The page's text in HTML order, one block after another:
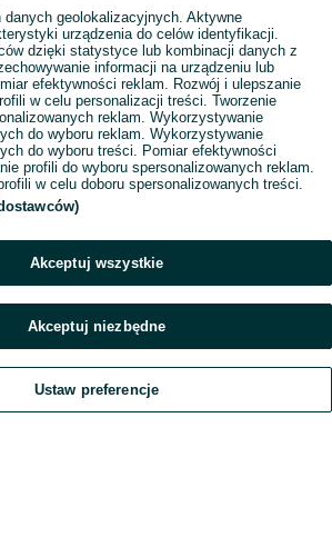
Dodaj Czat Konto
danych geolokalizacyjnych. Aktywne
urządzenia do celów identyfikacji.
dzięki statystyce lub kombinacji danych z
informacji na urządzeniu lub
efektywności reklam. Rozwój i ulepszanie
w celu personalizacji treści. Tworzenie
reklam. Wykorzystywanie
do wyboru reklam. Wykorzystywanie
do wyboru treści. Pomiar efektywności
profili do wyboru spersonalizowanych reklam.
w celu doboru spersonalizowanych treści.
Akceptuj wszystkie
Akceptuj niezbędne
Ustaw preferencje